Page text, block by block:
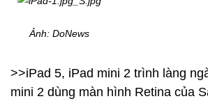
Ảnh: DoNews
>>iPad 5, iPad mini 2 trình làng
mini 2 dùng màn hình Retina của